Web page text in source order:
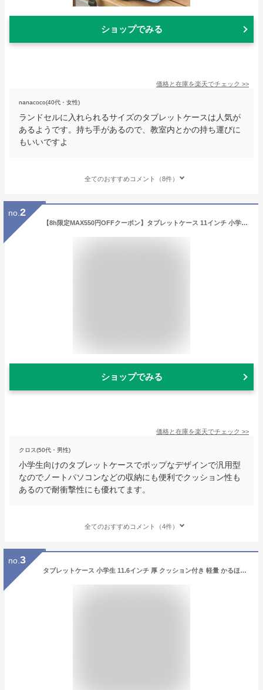
ショップでみる
価格と在庫を楽天でチェック >>
nanacoco(40代・女性)
ランドセルに入れられるサイズのタブレットケースは人気が
あるようです。持ち手があるので、教室内とかの持ち運びに
もいいですよ
全てのおすすめコメント（8件）
no. 2
【8h限定MAX550円OFFクーポン】タブレットケース 11インチ 小学生 女の子 ランドセル 11 インチ パソコンケース 汎用 縦型 タブレットケース インナーバッグ クッション ラミネート 撥水 耐衝撃 キッズ 子供 可愛い ポケット 持ち手 通学 小学校 iPad 小学校
ショップでみる
価格と在庫を楽天でチェック >>
クロス(50代・男性)
小学生向けのタブレットケースでポップなデザインで汎用型
なのでノートパソコンなどの収納にも便利でクッション性も
あるので耐衝撃性にも優れてます。
全てのおすすめコメント（4件）
no. 3
タブレットケース 小学生 11.6インチ 厚 クッション付き 軽量 かるほご かわいい かっこいい GIGA スクール ソニック スクールPCケース マチ付 ポケット ランドセル スクールバッグ